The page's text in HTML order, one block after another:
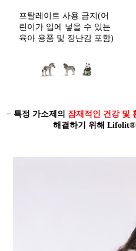
프탈레이트 사용 금지(어
린이가 입에 넣을 수 있는
육아 용품 및 장난감 포함)
− 특정 가소제의 잠재적인 건강 및
해결하기 위해